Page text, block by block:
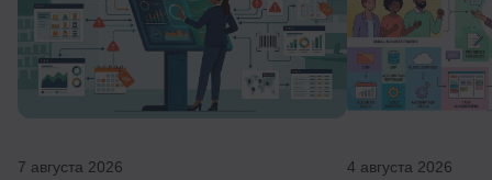
7 августа 2026 4 августа 2026